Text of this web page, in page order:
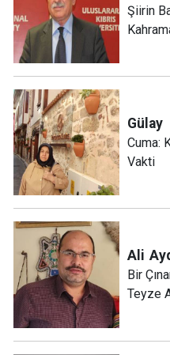
Şiirin
Gülay
Cuma:
Vakti
Ali
Bir
Teyze